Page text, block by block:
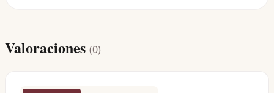
Valoraciones (0)